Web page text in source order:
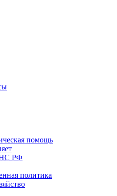
помощь
РФ
политика